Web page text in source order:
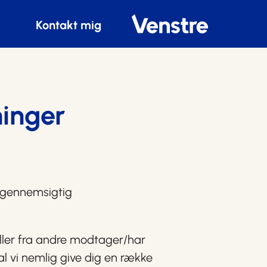
Kontakt mig
fra andre modtager/har
vi nemlig give dig en række